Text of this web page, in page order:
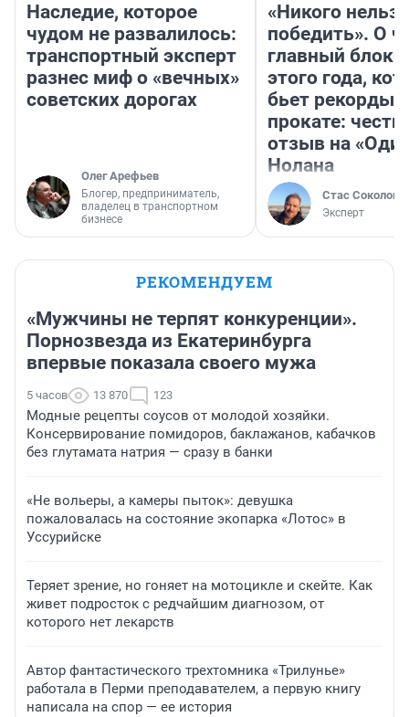
Наследие, которое
чудом не развалилось:
транспортный эксперт
разнес миф о «вечных»
советских дорогах
Олег Арефьев
Блогер, предприниматель,
владелец в транспортном
бизнесе
«Никого нельзя
победить». О
главный
этого года,
бьет рекорды в
прокате:
отзыв на
Нолана
Стас Соколов
Эксперт
РЕКОМЕНДУЕМ
«Мужчины не терпят конкуренции».
Порнозвезда из Екатеринбурга
впервые показала своего мужа
5 часов 13 870 123
Модные рецепты соусов от молодой хозяйки.
Консервирование помидоров, баклажанов, кабачков
без глутамата натрия — сразу в банки
«Не вольеры, а камеры пыток»: девушка
пожаловалась на состояние экопарка «Лотос» в
Уссурийске
Теряет зрение, но гоняет на мотоцикле и скейте. Как
живет подросток с редчайшим диагнозом, от
которого нет лекарств
Автор фантастического трехтомника «Трилунье»
работала в Перми преподавателем, а первую книгу
написала на спор — ее история